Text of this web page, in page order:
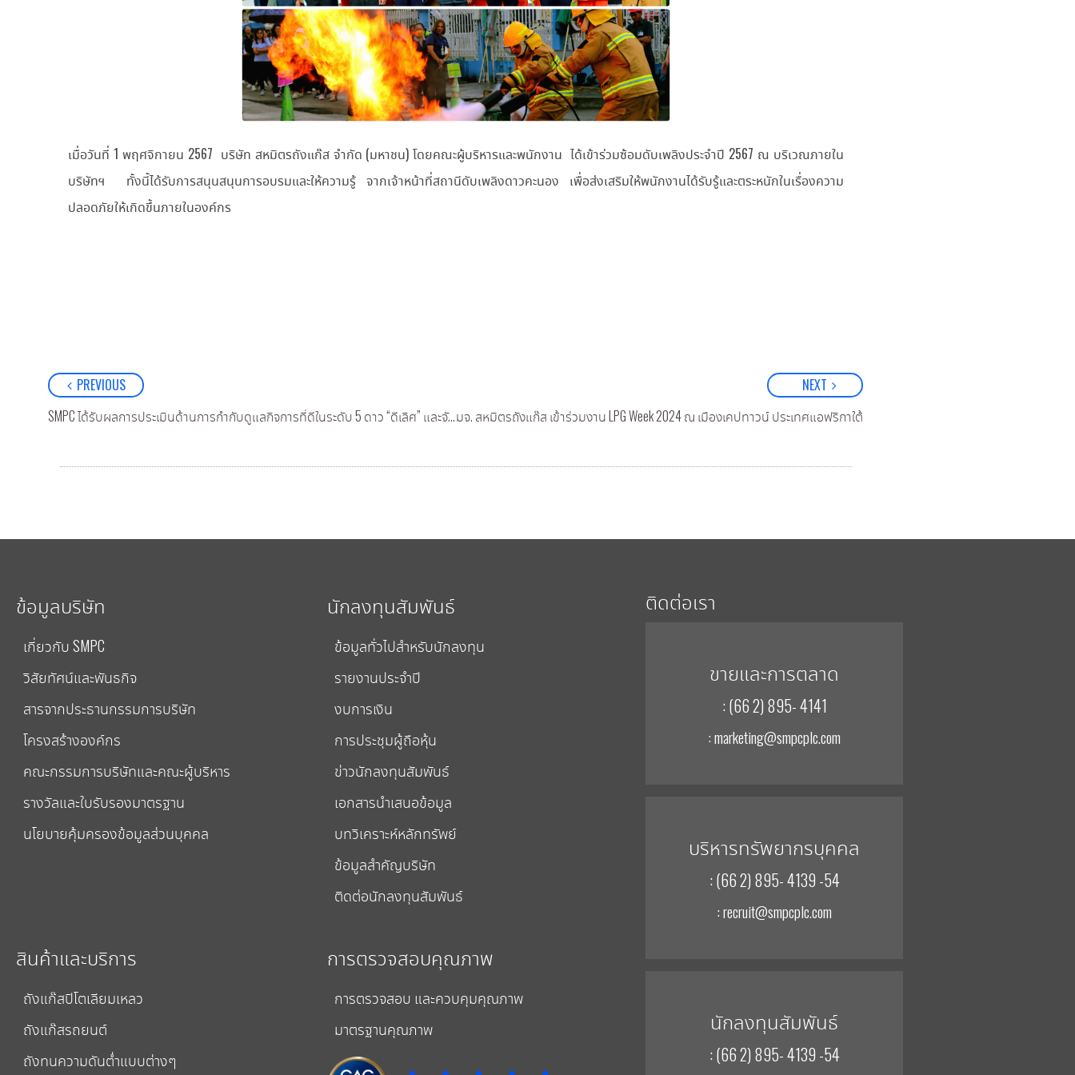
เมื่อวันที่ 1 พฤศจิกายน 2567 บริษัท สหมิตรถังแก๊ส จำกัด (มหาชน) โดยคณะผู้บริหารและพนักงาน ได้เข้าร่วมซ้อมดับเพลิงประจำปี 2567 ณ บริเวณภายใน
บริษัทฯ ทั้งนี้ได้รับการสนุนสนุนการอบรมและให้ความรู้ จากเจ้าหน้าที่สถานีดับเพลิงดาวคะนอง เพื่อส่งเสริมให้พนักงานได้รับรู้และตระหนักในเรื่องความ
ปลอดภัยให้เกิดขึ้นภายในองค์กร
PREVIOUS
SMPC ได้รับผลการประเมินด้านการกำกับดูแลกิจการที่ดีในระดับ 5 ดาว “ดีเลิศ” และจัดอยู่ในกลุ่ม “Top Quartile”
NEXT
บมจ. สหมิตรถังแก๊ส เข้าร่วมงาน LPG Week 2024 ณ เมืองเคปทาวน์ ประเทศแอฟริกาใต้
ข้อมูลบริษัท
เกี่ยวกับ SMPC
วิสัยทัศน์และพันธกิจ
สารจากประธานกรรมการบริษัท
โครงสร้างองค์กร
คณะกรรมการบริษัทและคณะผู้บริหาร
รางวัลและใบรับรองมาตรฐาน
นโยบายคุ้มครองข้อมูลส่วนบุคคล
นักลงทุนสัมพันธ์
ข้อมูลทั่วไปสำหรับนักลงทุน
รายงานประจำปี
งบการเงิน
การประชุมผู้ถือหุ้น
ข่าวนักลงทุนสัมพันธ์
เอกสารนำเสนอข้อมูล
บทวิเคราะห์หลักทรัพย์
ข้อมูลสำคัญบริษัท
ติดต่อนักลงทุนสัมพันธ์
สินค้าและบริการ
ถังแก๊สปิโตเลียมเหลว
ถังแก๊สรถยนต์
ถังทนความดันต่ำแบบต่างๆ
การตรวจสอบคุณภาพ
การตรวจสอบ และควบคุมคุณภาพ
มาตรฐานคุณภาพ
ติดต่อเรา
ขายและการตลาด
: (66 2) 895- 4141
: marketing@smpcplc.com
บริหารทรัพยากรบุคคล
: (66 2) 895- 4139 -54
: recruit@smpcplc.com
นักลงทุนสัมพันธ์
: (66 2) 895- 4139 -54